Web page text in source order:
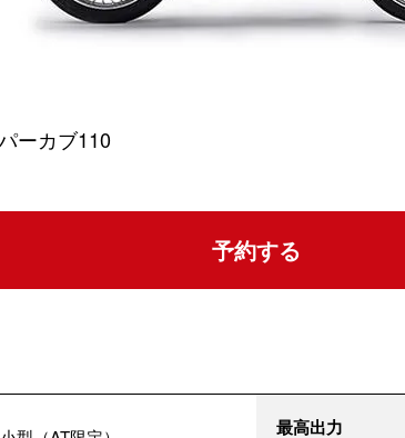
ーカブ110
予約する
最高出力